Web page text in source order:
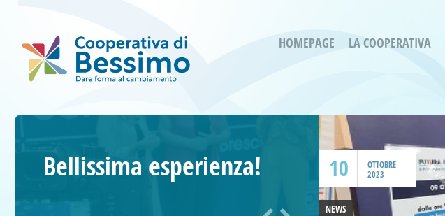
HOMEPAGE LA COOPERATIVA
10
OTTOBRE
2023
Bellissima esperienza!
NEWS